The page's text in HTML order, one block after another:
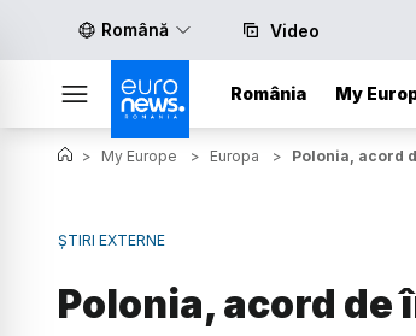
Română Video
România My
> My Europe > Europa > Polonia, acord
ȘTIRI EXTERNE
Polonia, acord de